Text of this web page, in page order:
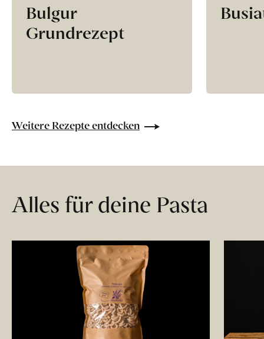
Bulgur
Grundrezept
Weitere Rezepte entdecken
Alles für deine Pasta